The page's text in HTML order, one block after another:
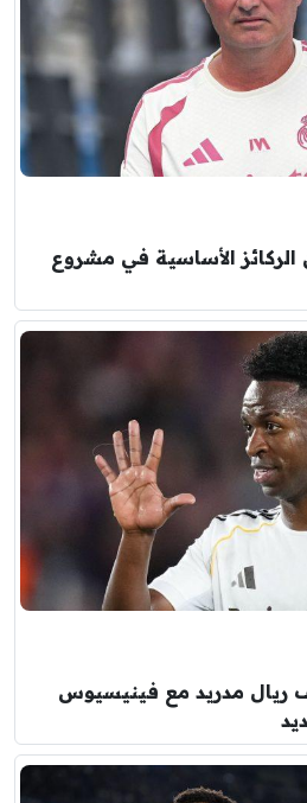
ضمن الركائز الأساسية في مشروع
مدريد مع فينيسيوس